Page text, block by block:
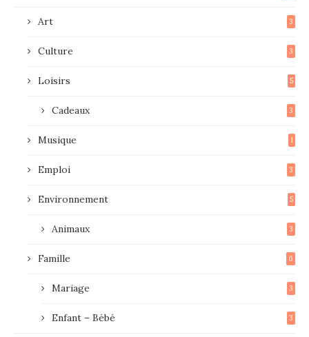
Art 3
Culture 3
Loisirs 5
Cadeaux 3
Musique 1
Emploi 3
Environnement 5
Animaux 3
Famille 6
Mariage 3
Enfant – Bébé 3